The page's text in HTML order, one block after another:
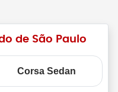
de São Paulo
Corsa Sedan